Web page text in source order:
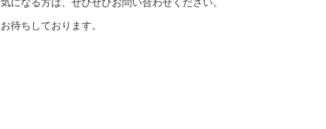
気になる方は、ぜひぜひお問い合わせください。
お待ちしております。